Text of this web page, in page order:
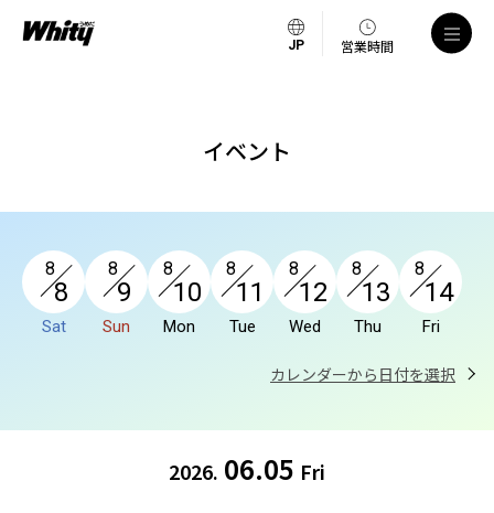
営業時間
イベント
8
8
Sat
8
9
Sun
8
10
Mon
8
11
Tue
8
12
Wed
8
13
Thu
8
14
Fri
カレンダーから日付を選択
2026. 06.05 Fri